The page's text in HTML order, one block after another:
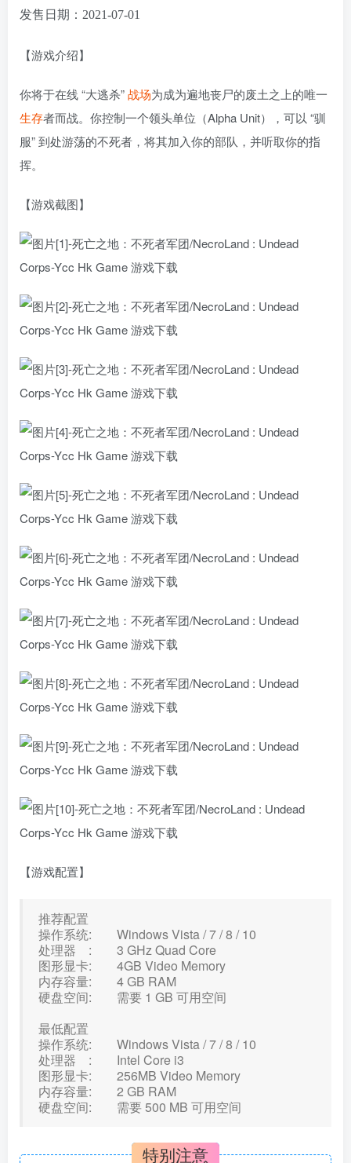
发售日期：2021-07-01
【游戏介绍】
你将于在线 “大逃杀”战场为成为遍地丧尸的废土之上的唯一
生存者而战。你控制一个领头单位（Alpha Unit），可以 “驯
服” 到处游荡的不死者，将其加入你的部队，并听取你的指
挥。
【游戏截图】
【游戏配置】
推荐配置
操作系统: Windows Vista / 7 / 8 / 10
处理器 : 3 GHz Quad Core
图形显卡: 4GB Video Memory
内存容量: 4 GB RAM
硬盘空间: 需要 1 GB 可用空间
最低配置
操作系统: Windows Vista / 7 / 8 / 10
处理器 : Intel Core i3
图形显卡: 256MB Video Memory
内存容量: 2 GB RAM
硬盘空间: 需要 500 MB 可用空间
特别注意